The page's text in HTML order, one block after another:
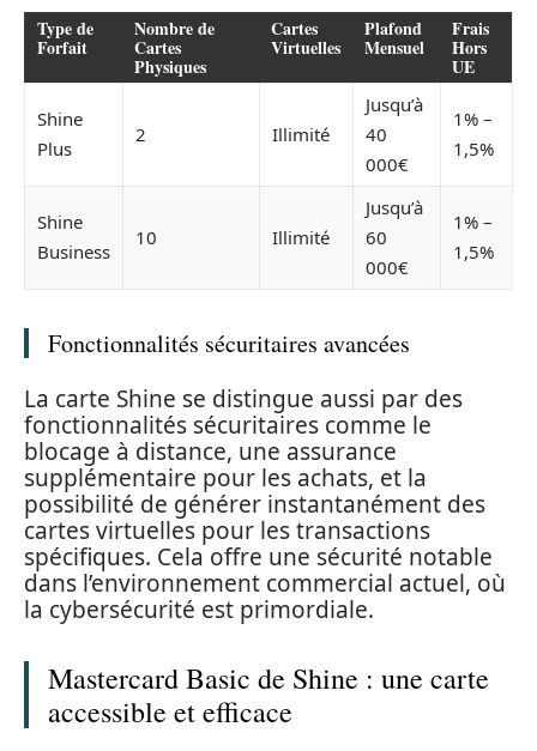
Type de
Forfait
Nombre de
Cartes
Physiques
Cartes
Virtuelles
Plafond
Mensuel
Frais
Hors
UE
Shine
Plus
2 Illimité
Jusqu’à
40
000€
1% –
1,5%
Shine
Business
10 Illimité
Jusqu’à
60
000€
1% –
1,5%
Fonctionnalités sécuritaires avancées
La carte Shine se distingue aussi par des
fonctionnalités sécuritaires comme le
blocage à distance, une assurance
supplémentaire pour les achats, et la
possibilité de générer instantanément des
cartes virtuelles pour les transactions
spécifiques. Cela offre une sécurité notable
dans l’environnement commercial actuel, où
la cybersécurité est primordiale.
Mastercard Basic de Shine : une carte
accessible et efficace